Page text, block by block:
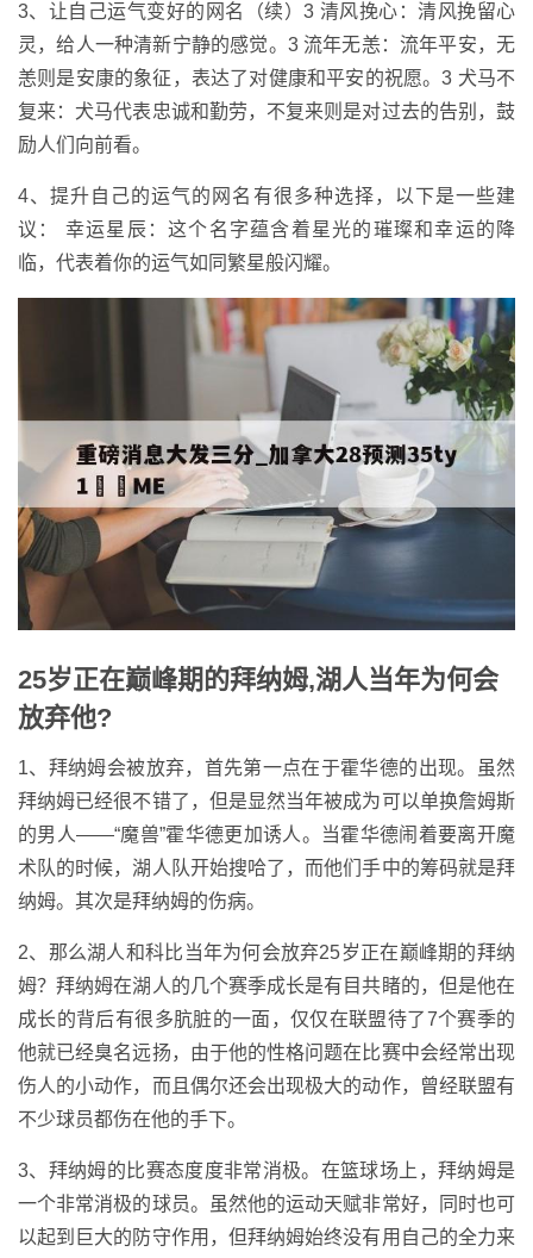
3、让自己运气变好的网名（续）3 清风挽心：清风挽留心
灵，给人一种清新宁静的感觉。3 流年无恙：流年平安，无
恙则是安康的象征，表达了对健康和平安的祝愿。3 犬马不
复来：犬马代表忠诚和勤劳，不复来则是对过去的告别，鼓
励人们向前看。
4、提升自己的运气的网名有很多种选择，以下是一些建
议： 幸运星辰：这个名字蕴含着星光的璀璨和幸运的降
临，代表着你的运气如同繁星般闪耀。
25岁正在巅峰期的拜纳姆,湖人当年为何会
放弃他?
1、拜纳姆会被放弃，首先第一点在于霍华德的出现。虽然
拜纳姆已经很不错了，但是显然当年被成为可以单换詹姆斯
的男人——“魔兽”霍华德更加诱人。当霍华德闹着要离开魔
术队的时候，湖人队开始搜哈了，而他们手中的筹码就是拜
纳姆。其次是拜纳姆的伤病。
2、那么湖人和科比当年为何会放弃25岁正在巅峰期的拜纳
姆？拜纳姆在湖人的几个赛季成长是有目共睹的，但是他在
成长的背后有很多肮脏的一面，仅仅在联盟待了7个赛季的
他就已经臭名远扬，由于他的性格问题在比赛中会经常出现
伤人的小动作，而且偶尔还会出现极大的动作，曾经联盟有
不少球员都伤在他的手下。
3、拜纳姆的比赛态度度非常消极。在篮球场上，拜纳姆是
一个非常消极的球员。虽然他的运动天赋非常好，同时也可
以起到巨大的防守作用，但拜纳姆始终没有用自己的全力来